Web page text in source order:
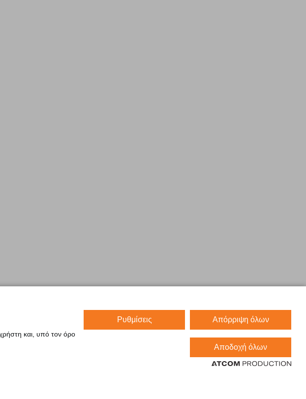
και, υπό τον όρο
Ρυθμίσεις Απόρριψη όλων
Αποδοχή όλων
στοχευμένες διαφημίσεις μας σε διαφορετικούς ιστότοπους.
ιστότοπού μας, ώστε να μπορούμε να βελτιώσουμε την απόδοσή του. Μας βοηθούν
του χρήστη και το χρόνο παραμονής του. Οι πληροφορίες που συλλέγονται από αυτά
cookies, δεν θα γνωρίζουμε πότε έχετε επισκεφθεί την τοποθεσία μας.
Έχετε ωστόσο τη δυνατότητα να ρυθμίσετε το πρόγραμμα περιήγησής σας ώστε να